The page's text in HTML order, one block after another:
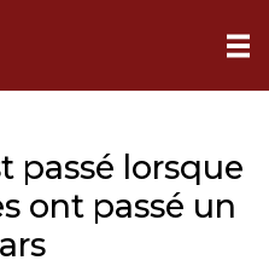
passé lorsque
ont passé un